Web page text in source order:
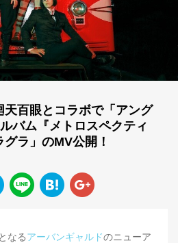
天百眼とコラボで「アング
バム『メトロスペクティ
ラ」のMV公開！
なるアーバンギャルドのニューア